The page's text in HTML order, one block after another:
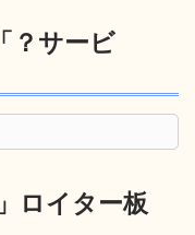
サービ
ロイター板